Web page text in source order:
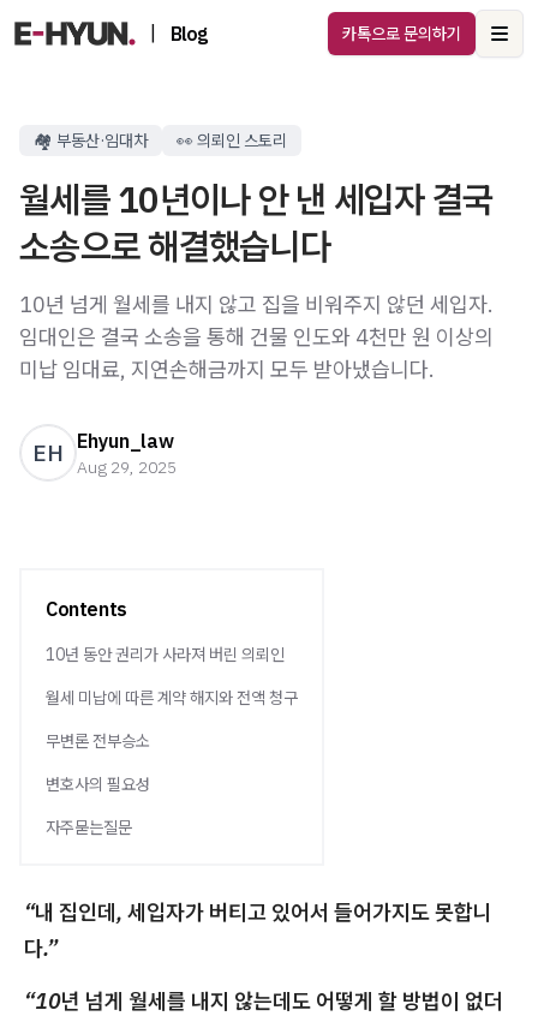
Blog 카톡으로 문의하기
🏘️ 부동산·임대차 👀 의뢰인 스토리
월세를 10년이나 안 낸 세입자 결국
소송으로 해결했습니다
10년 넘게 월세를 내지 않고 집을 비워주지 않던 세입자.
임대인은 결국 소송을 통해 건물 인도와 4천만 원 이상의
미납 임대료, 지연손해금까지 모두 받아냈습니다.
EH Ehyun_law
Aug 29, 2025
Contents
10년 동안 권리가 사라져 버린 의뢰인
월세 미납에 따른 계약 해지와 전액 청구
무변론 전부승소
변호사의 필요성
자주묻는질문
“내 집인데, 세입자가 버티고 있어서 들어가지도 못합니
다.”
“10년 넘게 월세를 내지 않는데도 어떻게 할 방법이 없더